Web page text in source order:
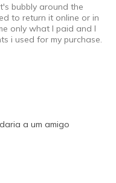
bubbly around the
to return it online or in
only what I paid and I
i used for my purchase.
a um amigo